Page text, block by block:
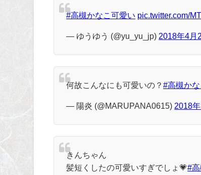
#高槻かなこ可愛い pic.twitter.com/
— ゆうゆう (@yu_yu_jp) 2018年4月
何故こんなにも可愛いの？#高槻か
— 陽炎 (@MARUPANA0615) 2018
きんちゃん
髪短くしたの可愛いすぎでしょ💗#高